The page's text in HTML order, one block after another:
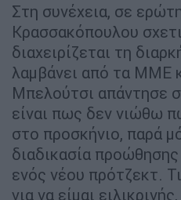
Στη συνέχεια, σε
Κρασσακόπουλου
διαχειρίζεται τη
λαμβάνει από τα ΜΜΕ
Μπελούτσι απάντησε
είναι πως δεν νιώθω
στο προσκήνιο, παρά
διαδικασία προώθησης
ενός νέου πρότζεκτ.
για να είμαι